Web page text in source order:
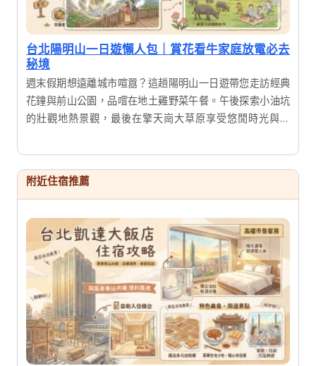
台北陽明山一日遊懶人包｜賞花看牛家庭放電必去
秘境
週末假期想遠離城市喧囂？這趟陽明山一日遊帶您走訪經典
花鐘與前山公園，品嚐在地土雞野菜午餐。午後探索小油坑
的壯觀地熱景觀，最後在擎天崗大草原享受悠閒時光與夕
感受台北後花園的獨特魅力。
附近住宿推薦